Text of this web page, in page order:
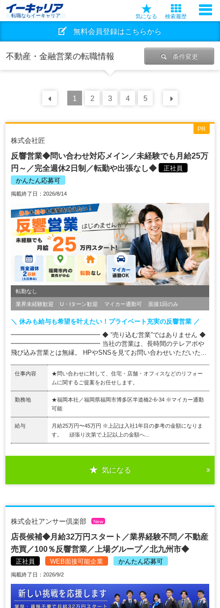
転職ならイーキャリア 気になる 検索履歴
無料会員登録はこちらから
不動産・金融営業の転職情報 条件変更
前の 30
1 2 3 4 5
株式会社匠
反響営業◆問い合わせ対応メイン／未経験でも月給25万
円～／完全週休2日制／転勤や出張なし◆
正社員
かんたん応募可
掲載終了日：2026/8/14
転勤なし
業界未経験歓迎 U・Iターン歓迎 マイカー通勤可 面接1回のみ
＼ 休みも給与も希望を叶えたい！プライベート充実の反響営業 ／
━━━━━━━━━━━━━━ ◆ “売り込む営業”ではありません ◆
━━━━━━━━━━━━━━ 当社の営業は、長時間のテレアポや
飛び込み営業とは無縁。 HPやSNSを見てお問い合わせいただいた...
仕事内容
★問い合わせに対して、住宅・店舗・オフィスなどのリフォー
ムに関するご提案をお任せします。
勤務地
★福岡本社／福岡県福岡市博多区半道橋2-6-34 ※マイカー通勤
可能
給与
月給25万円〜45万円 ※上記は入社1年目の参考の金額になりま
す。 頑張り次第で上記以上の金額へ...
気になる
PR
株式会社アンサー倶楽部 New
店長候補◆月給32万円スタート／業界経験不問／不動産
売買／100％反響営業／上場グループ／北九州市◆
正社員 WEB面接可能企業 かんたん応募可
掲載終了日：2026/9/2